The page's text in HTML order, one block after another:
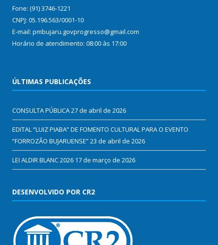
Fone: (91) 3746-1221
CNPJ: 05.196.563/0001-10
E-mail: pmbujaru.govprogresso@gmail.com
Horário de atendimento: 08:00 às 17:00
ÚLTIMAS PUBLICAÇÕES
CONSULTA PÚBLICA27 de abril de 2026
EDITAL “LUIZ PIABA” DE FOMENTO CULTURAL PARA O EVENTO
“FORROZÃO BUJARUENSE”23 de abril de 2026
LEI ALDIR BLANC 2026 17 de março de 2026
DESENVOLVIDO POR CR2